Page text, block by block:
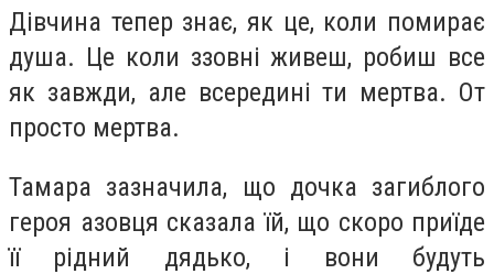
Дівчина тепер знає, як це, коли помирає
душа. Це коли ззовні живеш, робиш все
як завжди, але всередині ти мертва. От
просто мертва.
Тамара зазначила, що дочка загиблого
героя азовця сказала їй, що скоро приїде
її рідний дядько, і вони будуть